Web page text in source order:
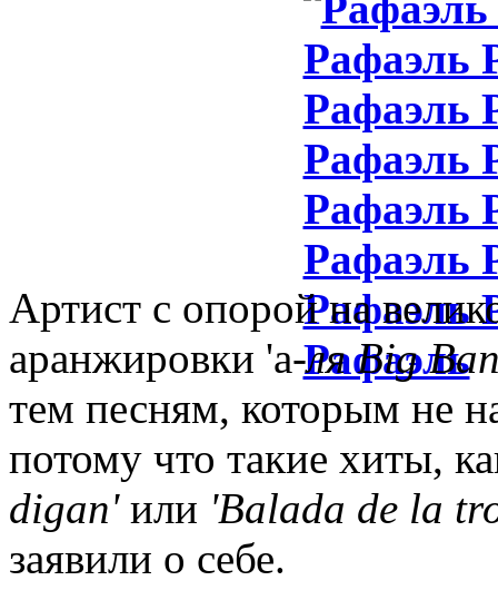
Артист с опорой на
аранжировки 'а-ляBig
тем песням, которым не
потому что такие хиты,
digan'или 'Balada de la
заявили о себе.